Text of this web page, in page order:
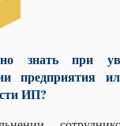
знать при
предприятия
ИП?